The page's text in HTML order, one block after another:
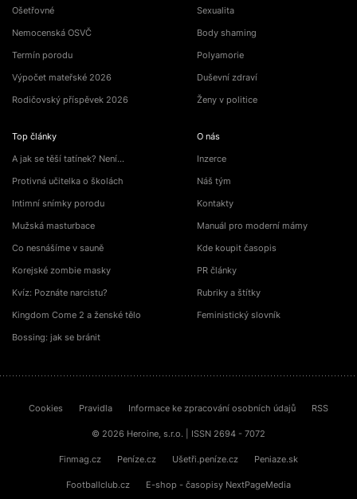
Ošetřovné
Nemocenská OSVČ
Termín porodu
Výpočet mateřské 2026
Rodičovský příspěvek 2026
Top články
A jak se těší tatínek? Není…
Protivná učitelka o školách
Intimní snímky porodu
Mužská masturbace
Co nesnášíme v sauně
Korejské zombie masky
Kvíz: Poznáte narcistu?
Kingdom Come 2 a ženské tělo
Bossing: jak se bránit
Sexualita
Body shaming
Polyamorie
Duševní zdraví
Ženy v politice
O nás
Inzerce
Náš tým
Kontakty
Manuál pro moderní mámy
Kde koupit časopis
PR články
Rubriky a štítky
Feministický slovník
Cookies Pravidla Informace ke zpracování osobních údajů RSS
© 2026 Heroine, s.r.o. | ISSN 2694 - 7072
Finmag.cz Peníze.cz Ušetři.peníze.cz Peniaze.sk
Footballclub.cz E-shop - časopisy NextPageMedia